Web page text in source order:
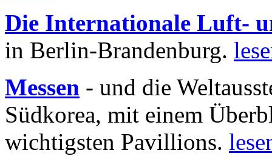
Die Internationale Luft-
in Berlin-Brandenburg.
Messen - und die
Südkorea, mit einem
wichtigsten Pavillions.